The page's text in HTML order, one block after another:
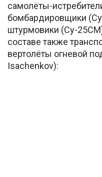
самолёты-
бомбардировщики
штурмовики (Су-
составе также
вертолёты огневой
Isachenkov):